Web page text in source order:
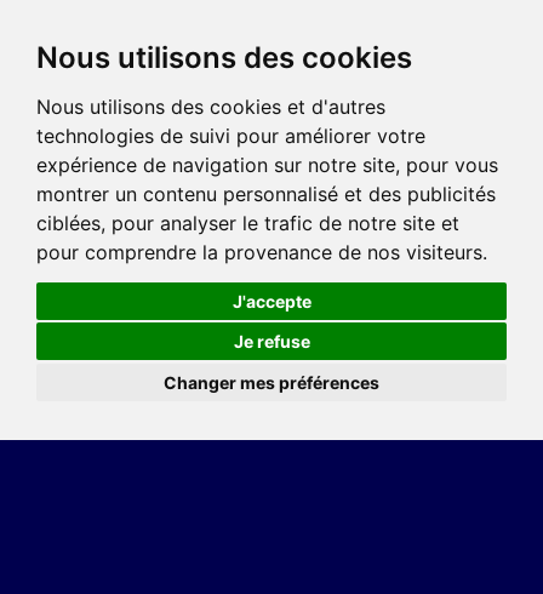
Nous utilisons des cookies
Nous utilisons des cookies et d'autres
technologies de suivi pour améliorer votre
expérience de navigation sur notre site, pour vous
montrer un contenu personnalisé et des publicités
ciblées, pour analyser le trafic de notre site et
pour comprendre la provenance de nos visiteurs.
J'accepte
Je refuse
Changer mes préférences